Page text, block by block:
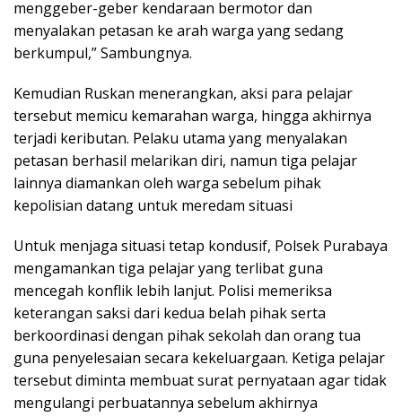
menggeber-geber kendaraan bermotor dan
menyalakan petasan ke arah warga yang sedang
berkumpul,” Sambungnya.
Kemudian Ruskan menerangkan, aksi para pelajar
tersebut memicu kemarahan warga, hingga akhirnya
terjadi keributan. Pelaku utama yang menyalakan
petasan berhasil melarikan diri, namun tiga pelajar
lainnya diamankan oleh warga sebelum pihak
kepolisian datang untuk meredam situasi
Untuk menjaga situasi tetap kondusif, Polsek Purabaya
mengamankan tiga pelajar yang terlibat guna
mencegah konflik lebih lanjut. Polisi memeriksa
keterangan saksi dari kedua belah pihak serta
berkoordinasi dengan pihak sekolah dan orang tua
guna penyelesaian secara kekeluargaan. Ketiga pelajar
tersebut diminta membuat surat pernyataan agar tidak
mengulangi perbuatannya sebelum akhirnya